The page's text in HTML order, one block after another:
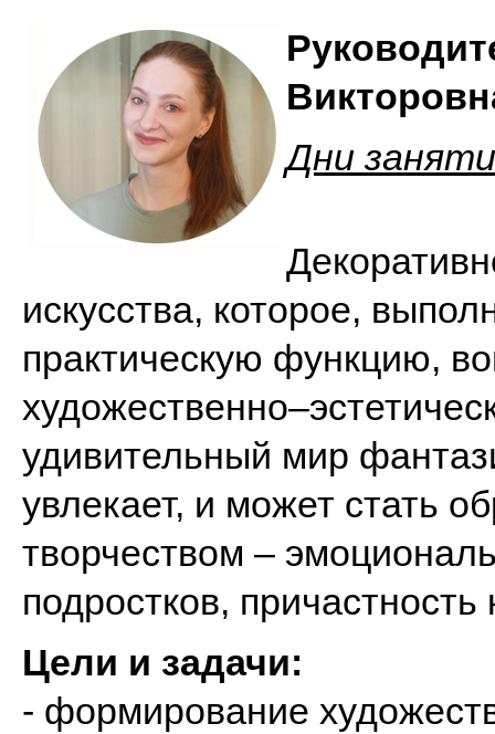
Дни
искусства, которое,
практическую функцию,
удивительный мир
увлекает, и может стать
творчеством –
подростков, причастность
Цели и задачи:
- формирование